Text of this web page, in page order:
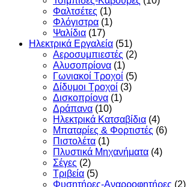
Φαλτσέτες (1)
Φλόγιστρα (1)
Ψαλίδια (17)
Ηλεκτρικά Εργαλεία (51)
Αεροσυμπιεστές (2)
Αλυσοπρίονα (1)
Γωνιακοί Τροχοί (5)
Δίδυμοι Τροχοί (3)
Δισκοπρίονα (1)
Δράπανα (10)
Ηλεκτρικά Κατσαβίδια (4)
Μπαταρίες & Φορτιστές (6)
Πιστολέτα (1)
Πλυστικά Μηχανήματα (4)
Σέγες (2)
Τριβεία (5)
Φυσητήρες-Αναρροφητήρες (2)